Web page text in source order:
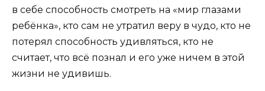
в себе способность смотреть на «мир глазами
ребёнка», кто сам не утратил веру в чудо, кто не
потерял способность удивляться, кто не
считает, что всё познал и его уже ничем в этой
жизни не удивишь.